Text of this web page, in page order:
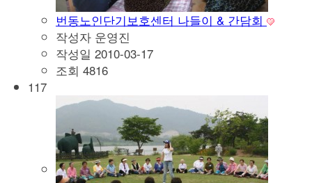
번동노인단기보호센터 나들이 & 간담회
작성자 운영진
작성일 2010-03-17
조회 4816
117